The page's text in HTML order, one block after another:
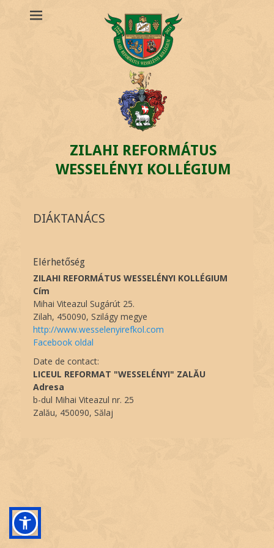
ZILAHI REFORMÁTUS
WESSELÉNYI KOLLÉGIUM
DIÁKTANÁCS
Elérhetőség
ZILAHI REFORMÁTUS WESSELÉNYI KOLLÉGIUM
Cím
Mihai Viteazul Sugárút 25.
Zilah, 450090, Szilágy megye
http://www.wesselenyirefkol.com
Facebook oldal
Date de contact:
LICEUL REFORMAT "WESSELÉNYI" ZALĂU
Adresa
b-dul Mihai Viteazul nr. 25
Zalău, 450090, Sălaj